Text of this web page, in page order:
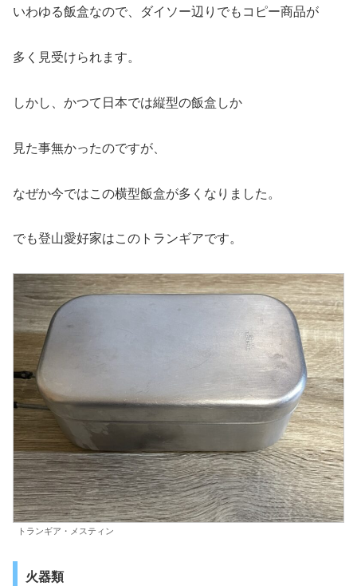
いわゆる飯盒なので、ダイソー辺りでもコピー商品が
多く見受けられます。
しかし、かつて日本では縦型の飯盒しか
見た事無かったのですが、
なぜか今ではこの横型飯盒が多くなりました。
でも登山愛好家はこのトランギアです。
トランギア・メスティン
火器類